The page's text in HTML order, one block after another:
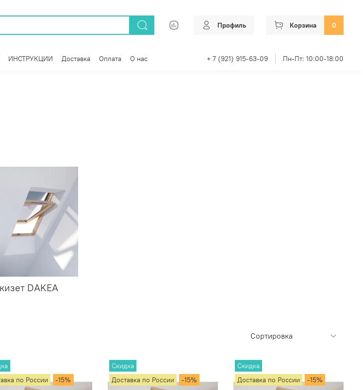
Профиль Корзина 0
ИНСТРУКЦИИ Доставка Оплата О нас + 7 (921) 915-63-09 Пн-Пт: 10:00-18:00
DAKEA
по России
-15%
Скидка
Доставка по России
-15%
Скидка
Доставка по России
-15%